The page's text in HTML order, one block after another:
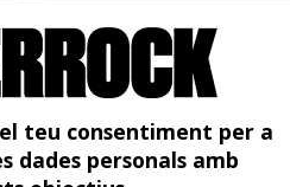
teu consentiment per a
dades personals amb